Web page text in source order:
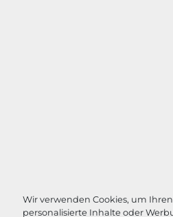
Wir verwenden Cookies, um
personalisierte Inhalte oder